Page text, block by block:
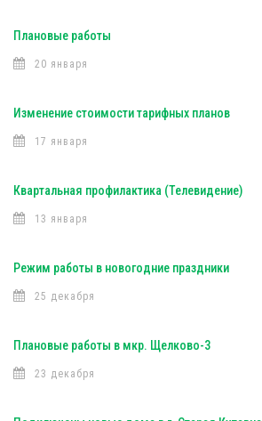
Плановые работы
20 января
Изменение стоимости тарифных планов
17 января
Квартальная профилактика (Телевидение)
13 января
Режим работы в новогодние праздники
25 декабря
Плановые работы в мкр. Щелково-3
23 декабря